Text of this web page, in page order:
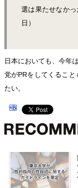
選は果たせなか
日）
日本においても、今年
党がPRをしてくるこ
たい。